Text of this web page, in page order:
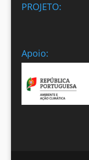
PROJETO:
Apoio: